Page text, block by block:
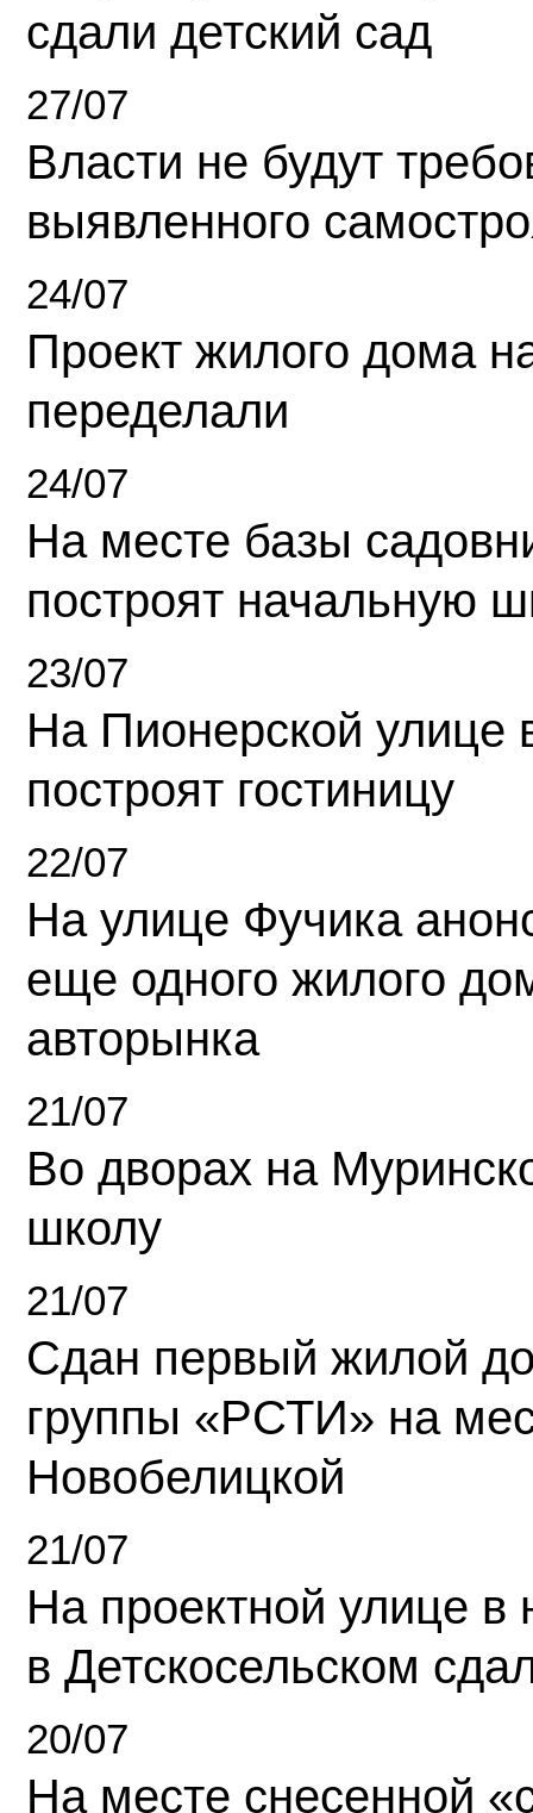
сдали детский сад
27/07
Власти не будут
выявленного
24/07
Проект жилого дома
переделали
24/07
На месте базы
построят начальную
23/07
На Пионерской улице
построят гостиницу
22/07
На улице Фучика
еще одного жилого
авторынка
21/07
Во дворах на
школу
21/07
Сдан первый жилой
группы «РСТИ» на
Новобелицкой
21/07
На проектной улице
в Детскосельском
20/07
На месте снесенной